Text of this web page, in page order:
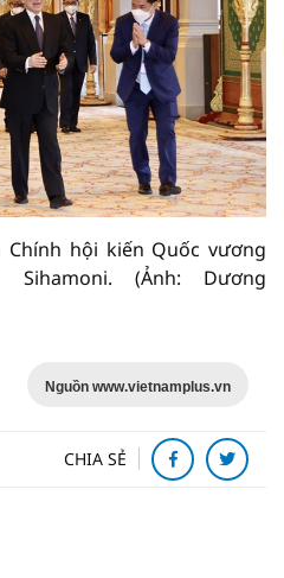
hội kiến Quốc vương
Sihamoni. (Ảnh: Dương
Nguồn www.vietnamplus.vn
CHIA SẺ